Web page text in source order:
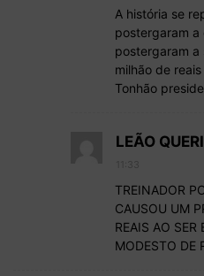
A história se
postergaram a
postergaram a
milhão de
Tonhão
LEÃO
TREINADOR
CAUSOU UM
REAIS AO
MODESTO DE